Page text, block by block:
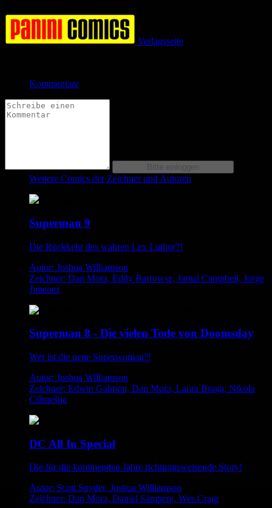
Verlagsseite
Kommentare
Weitere Comics der Zeichner und Autoren
Superman 9
Die Rückkehr des wahren Lex Luthor?!
Autor: Joshua Williamson
Zeichner: Dan Mora, Eddy Barrowsz, Jamal Campbell, Jorge
Jimenez
Superman 8 - Die vielen Tode von Doomsday
Wer ist die neue Superwoman?!
Autor: Joshua Williamson
Zeichner: Edwin Galmon, Dan Mora, Laura Braga, Nikola
Cižmešija
DC All In Special
Die für die kommenden Jahre richtungsweisende Story!
Autor: Scott Snyder, Joshua Williamson
Zeichner: Dan Mora, Daniel Sampere, Wes Craig